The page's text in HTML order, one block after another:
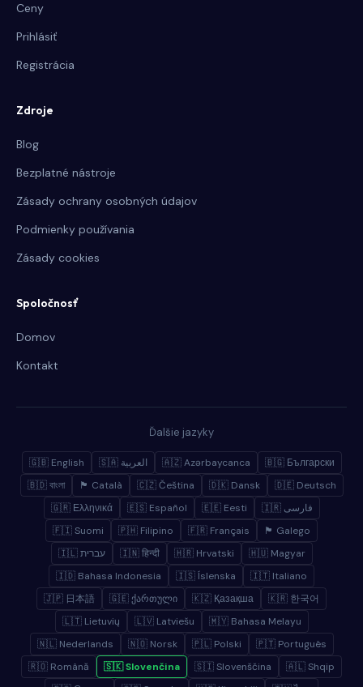
Ceny
Prihlásiť
Registrácia
Zdroje
Blog
Bezplatné nástroje
Zásady ochrany osobných údajov
Podmienky používania
Zásady cookies
Spoločnosť
Domov
Kontakt
Ďalšie jazyky
🇬🇧 English 🇸🇦 العربية 🇦🇿 Azərbaycanca
🇧🇬 Български
🇧🇩 বাংলা
🏴 Català 🇨🇿 Čeština 🇩🇰 Dansk
🇩🇪 Deutsch
🇬🇷 Ελληνικά
🇪🇸 Español 🇪🇪 Eesti
🇮🇷 فارسی
🇫🇮 Suomi
🇵🇭 Filipino 🇫🇷 Français
🏴 Galego
🇮🇱 עברית
🇮🇳 हिन्दी 🇭🇷 Hrvatski
🇭🇺 Magyar
🇮🇩 Bahasa Indonesia
🇮🇸 Íslenska
🇮🇹 Italiano
🇯🇵 日本語
🇬🇪 ქართული 🇰🇿 Қазақша
🇰🇷 한국어
🇱🇹 Lietuvių
🇱🇻 Latviešu
🇲🇾 Bahasa Melayu
🇳🇱 Nederlands
🇳🇴 Norsk 🇵🇱 Polski
🇵🇹 Português
🇷🇴 Română
🇸🇰 Slovenčina 🇸🇮 Slovenščina
🇦🇱 Shqip